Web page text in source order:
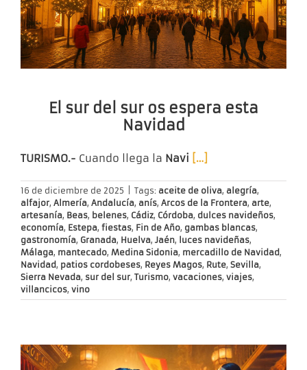
El sur del sur os espera esta
Navidad
TURISMO.- Cuando llega la Navi […]
16 de diciembre de 2025 Tags: aceite de oliva, alegría,
alfajor, Almería, Andalucía, anís, Arcos de la Frontera, arte,
artesanía, Beas, belenes, Cádiz, Córdoba, dulces navideños,
economía, Estepa, fiestas, Fin de Año, gambas blancas,
gastronomía, Granada, Huelva, Jaén, luces navideñas,
Málaga, mantecado, Medina Sidonia, mercadillo de Navidad ,
Navidad , patios cordobeses, Reyes Magos, Rute, Sevilla,
Sierra Nevada, sur del sur, Turismo, vacaciones, viajes,
villancicos, vino